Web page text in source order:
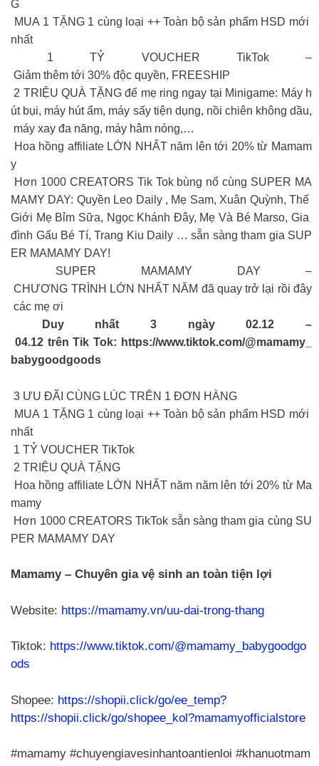
G
MUA 1 TẶNG 1 cùng loại ++ Toàn bộ sản phẩm HSD mới
nhất
1 TỶ VOUCHER TikTok –
Giảm thêm tới 30% độc quyền, FREESHIP
2 TRIỆU QUÀ TẶNG để mẹ ring ngay tại Minigame: Máy h
út bụi, máy hút ẩm, máy sấy tiện dụng, nồi chiên không dầu,
máy xay đa năng, máy hâm nóng,…
Hoa hồng affiliate LỚN NHẤT năm lên tới 20% từ Mamam
y
Hơn 1000 CREATORS Tik Tok bùng nổ cùng SUPER MA
MAMY DAY: Quyền Leo Daily , Mẹ Sam, Xuân Quỳnh, Thế
Giới Mẹ Bỉm Sữa, Ngọc Khánh Đây, Mẹ Và Bé Marso, Gia
đình Gấu Bé Tí, Trang Kiu Daily … sẵn sàng tham gia SUP
ER MAMAMY DAY!
SUPER MAMAMY DAY –
CHƯƠNG TRÌNH LỚN NHẤT NĂM đã quay trở lại rồi đây
các mẹ ơi
Duy nhất 3 ngày 02.12 –
04.12 trên Tik Tok: https://www.tiktok.com/@mamamy_
babygoodgoods
3 ƯU ĐÃI CÙNG LÚC TRÊN 1 ĐƠN HÀNG
MUA 1 TẶNG 1 cùng loại ++ Toàn bộ sản phẩm HSD mới
nhất
1 TỶ VOUCHER TikTok
2 TRIỆU QUÀ TẶNG
Hoa hồng affiliate LỚN NHẤT năm năm lên tới 20% từ Ma
mamy
Hơn 1000 CREATORS TikTok sẵn sàng tham gia cùng SU
PER MAMAMY DAY
Mamamy – Chuyên gia vệ sinh an toàn tiện lợi
Website: https://mamamy.vn/uu-dai-trong-thang
Tiktok: https://www.tiktok.com/@mamamy_babygoodgo
ods
Shopee: https://shopii.click/go/ee_temp?
https://shopii.click/go/shopee_kol?mamamyofficialstore
#mamamy #chuyengiavesinhantoantienloi #khanuotmam